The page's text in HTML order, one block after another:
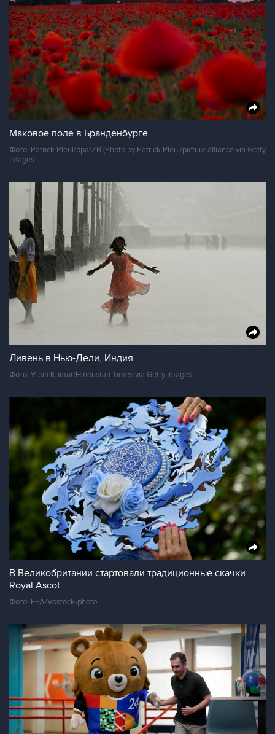
Маковое поле в Бранденбурге
Фото: Patrick Pleul/dpa/ZB (Photo by Patrick Pleul/picture alliance via Getty
Images
Ливень в Нью-Дели, Индия
Фото: Vipin Kumar/Hindustan Times via Getty Images
В Великобритании стартовали традиционные скачки
Royal Ascot
Фото: EPA/Vostock-photo